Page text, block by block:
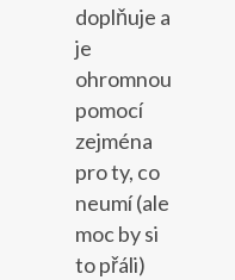
doplňuje a
je
ohromnou
pomocí
zejména
pro ty, co
neumí (ale
moc by si
to přáli)